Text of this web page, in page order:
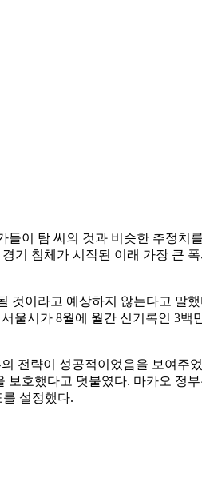
이 탐 씨의 것과 비슷한 추정치
기 침체가 시작된 이래 가장 큰
것이라고 예상하지 않는다고 말
울시가 8월에 월간 신기록인 3백
전략이 성공적이었음을 보여주
호했다고 덧붙였다. 마카오 정부
설정했다.